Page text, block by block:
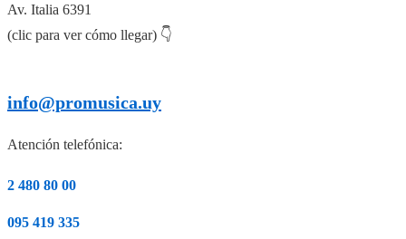
Av. Italia 6391
(clic para ver cómo llegar) 👇
info@promusica.uy
Atención telefónica:
2 480 80 00
095 419 335